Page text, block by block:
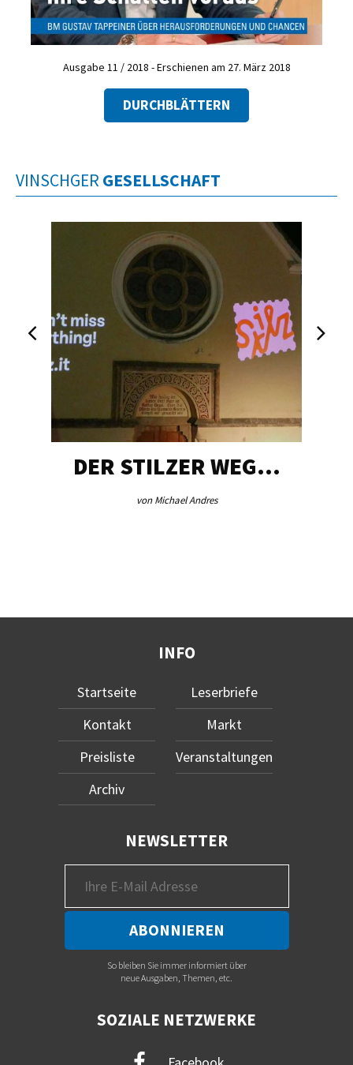
Ausgabe 11 / 2018 - Erschienen am 27. März 2018
DURCHBLÄTTERN
VINSCHGER GESELLSCHAFT
DER STILZER WEG…
von Michael Andres
INFO
Startseite
Kontakt
Preisliste
Archiv
Leserbriefe
Markt
Veranstaltungen
NEWSLETTER
So bleiben Sie immer informiert über
neue Ausgaben, Themen, etc.
SOZIALE NETZWERKE